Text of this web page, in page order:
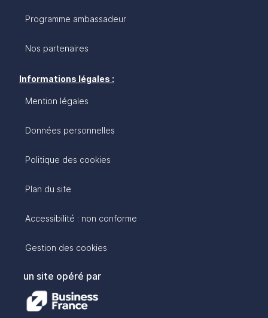
Programme ambassadeur
Nos partenaires
Informations légales :
Mention légales
Données personnelles
Politique des cookies
Plan du site
Accessibilité : non conforme
Gestion des cookies
un site opéré par